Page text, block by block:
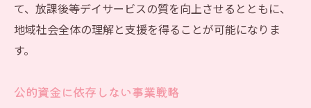
て、放課後等デイサービスの質を向上させるとともに、
地域社会全体の理解と支援を得ることが可能になりま
す。
公的資金に依存しない事業戦略